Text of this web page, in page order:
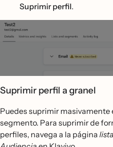
Suprimir perfil.
Suprimir perfil a granel
Puedes suprimir masivamente
segmento. Para suprimir de
perfiles, navega a la página